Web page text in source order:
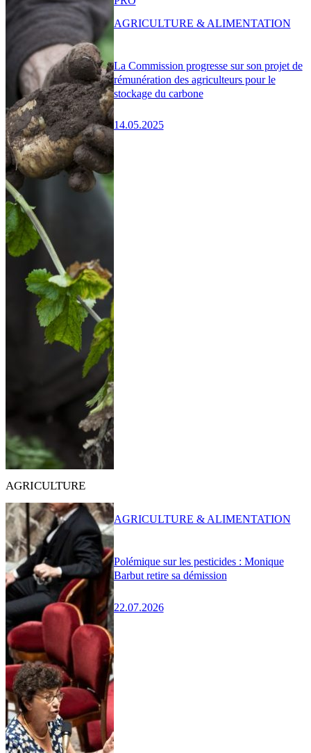
La Commission progresse sur son projet de
rémunération des agriculteurs pour le
stockage du carbone
14.05.2025
AGRICULTURE & ALIMENTATION
AGRICULTURE
Polémique sur les pesticides : Monique
Barbut retire sa démission
22.07.2026
AGRICULTURE & ALIMENTATION